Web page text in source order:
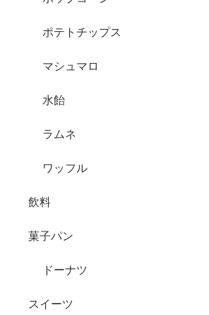
ポテトチップス
マシュマロ
水飴
ラムネ
ワッフル
飲料
菓子パン
ドーナツ
スイーツ